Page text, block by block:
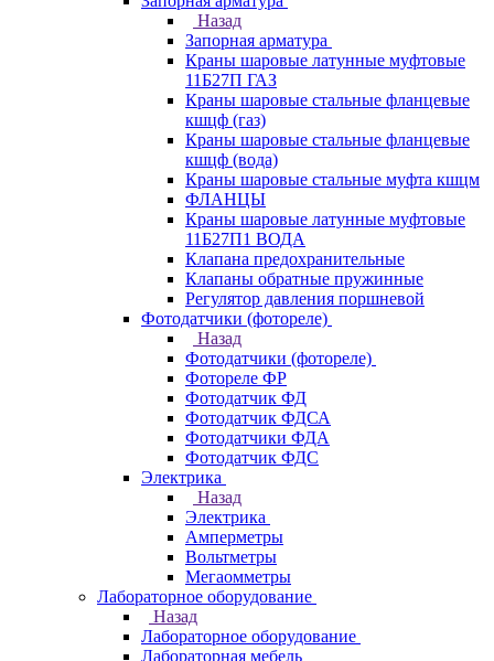
Назад
Запорная арматура
Краны шаровые латунные муфтовые
11Б27П ГАЗ
Краны шаровые стальные фланцевые
кшцф (газ)
Краны шаровые стальные фланцевые
кшцф (вода)
Краны шаровые стальные муфта кшцм
ФЛАНЦЫ
Краны шаровые латунные муфтовые
11Б27П1 ВОДА
Клапана предохранительные
Клапаны обратные пружинные
Регулятор давления поршневой
Фотодатчики (фотореле)
Назад
Фотодатчики (фотореле)
Фотореле ФР
Фотодатчик ФД
Фотодатчик ФДСА
Фотодатчики ФДА
Фотодатчик ФДС
Электрика
Назад
Электрика
Амперметры
Вольтметры
Мегаомметры
Лабораторное оборудование
Назад
Лабораторное оборудование
Лабораторная мебель